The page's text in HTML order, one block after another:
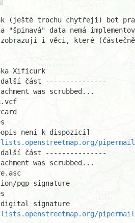
(ještě trochu chytřeji) bot
"špinavá" data nemá
zobrazují i věci, které
Xificurk
část ---------------
was scrubbed...
není k dispozici]
pipermail/
část ---------------
was scrubbed...
pgp-signature
digital signature
pipermail/